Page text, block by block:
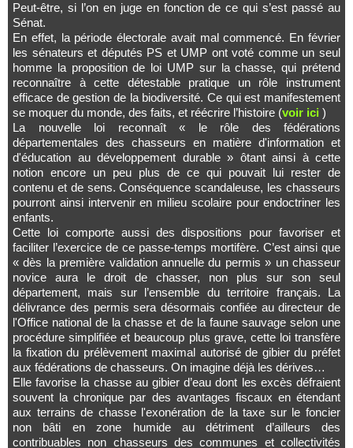
Peut-être, si l’on en juge en fonction de ce qui s’est passé au
Sénat.
En effet, la période électorale avait mal commencé. En février
les sénateurs et députés PS et UMP ont voté comme un seul
homme la proposition de loi UMP sur la chasse, qui prétend
reconnaître à cette détestable pratique un rôle instrument
efficace de gestion de la biodiversité. Ce qui est manifestement
se moquer du monde, des faits, et réécrire l’histoire (voir ici )
La nouvelle loi reconnaît « le rôle des fédérations
départementales des chasseurs en matière d'information et
d'éducation au développement durable » ôtant ainsi à cette
notion encore un peu plus de ce qui pouvait lui rester de
contenu et de sens. Conséquence scandaleuse, les chasseurs
pourront ainsi intervenir en milieu scolaire pour endoctriner les
enfants.
Cette loi comporte aussi des dispositions pour favoriser et
faciliter l’exercice de ce passe-temps mortifère. C’est ainsi que
« dès la première validation annuelle du permis » un chasseur
novice aura le droit de chasser, non plus sur son seul
département, mais sur l’ensemble du territoire français. La
délivrance des permis sera désormais confiée au directeur de
l'Office national de la chasse et de la faune sauvage selon une
procédure simplifiée et beaucoup plus grave, cette loi transfère
la fixation du prélèvement maximal autorisé de gibier du préfet
aux fédérations de chasseurs. On imagine déjà les dérives…
Elle favorise la chasse au gibier d’eau dont les excès défraient
souvent la chronique par des avantages fiscaux en étendant
aux terrains de chasse l'exonération de la taxe sur le foncier
non bâti en zone humide au détriment d’ailleurs des
contribuables non chasseurs des communes et collectivités